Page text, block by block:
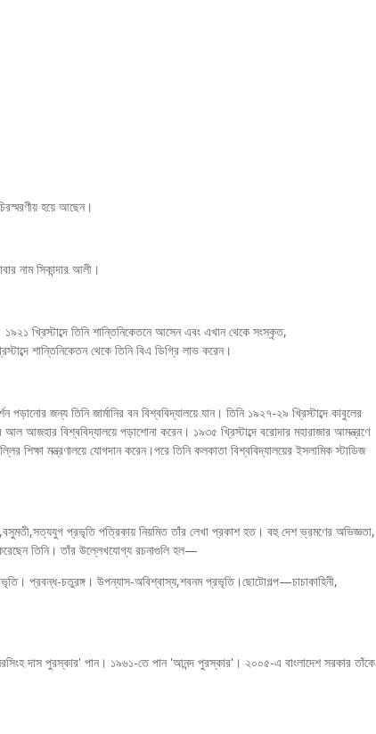
হয়ে আছেন।
নাম সিকান্দার আলী।
১৯২১ খ্রিস্টাব্দে তিনি শান্তিনিকেতনে আসেন এবং এখান থেকে সংস্কৃত,
শান্তিনিকেতন থেকে তিনি বিএ ডিগ্রি লাভ করেন।
জন্য তিনি জার্মানির বন বিশ্ববিদ্যালয়ে যান। তিনি ১৯২৭-২৯ খ্রিস্টাব্দে কাবুলের
আজহার বিশ্ববিদ্যালয়ে পড়াশোনা করেন। ১৯৩৫ খ্রিস্টাব্দে বরোদার মহারাজার আমন্ত্রণে
শিক্ষা মন্ত্রণালয়ে যোগদান করেন।পরে তিনি কলকাতা বিশ্ববিদ্যালয়ের ইসলামিক স্টাডিজ
প্রভৃতি পত্রিকায় নিয়মিত তাঁর লেখা প্রকাশ হত। বহু দেশ ভ্রমণের অভিজ্ঞতা,
তিনি। তাঁর উল্লেখযোগ্য রচনাগুলি হল—
প্রবন্ধ-চতুরঙ্গ। উপন্যাস-অবিশ্বাস্য,শবনম প্রভৃতি।ছোটোগল্প—চাচাকাহিনী,
দাস পুরস্কার' পান। ১৯৬১-তে পান 'আনন্দ পুরস্কার'। ২০০৫-এ বাংলাদেশ সরকার তাঁকে